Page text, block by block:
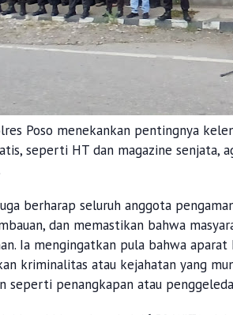
Poso menekankan pentingnya
seperti HT dan magazine
berharap seluruh anggota
dan memastikan bahwa
Ia mengingatkan pula bahwa
kriminalitas atau kejahatan yang
seperti penangkapan atau